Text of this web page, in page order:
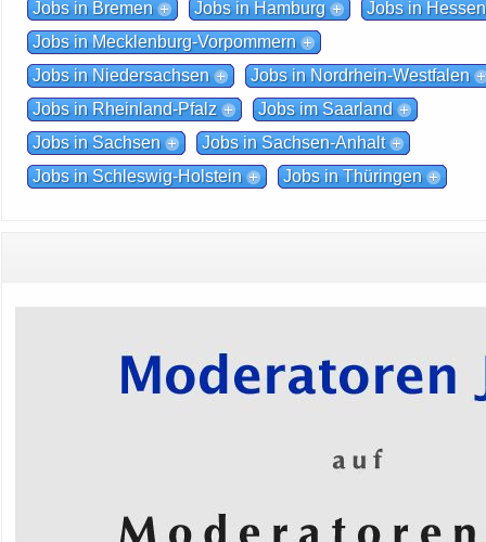
Jobs in Bremen
Jobs in Hamburg
Jobs in Hessen
Jobs in Mecklenburg-Vorpommern
Jobs in Niedersachsen
Jobs in Nordrhein-Westfalen
Jobs in Rheinland-Pfalz
Jobs im Saarland
Jobs in Sachsen
Jobs in Sachsen-Anhalt
Jobs in Schleswig-Holstein
Jobs in Thüringen